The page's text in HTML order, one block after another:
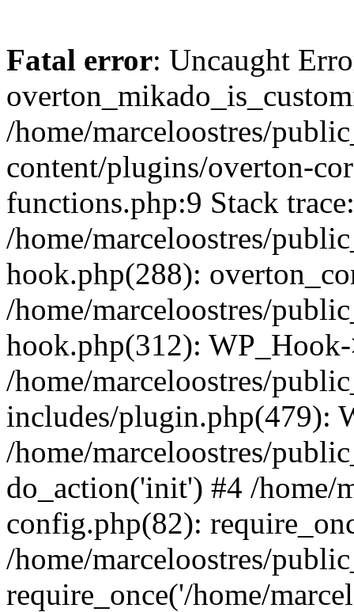
Fatal error: Uncaught
/home/marceloostres/
content/plugins/overton-
functions.php:9 Stack
/home/marceloostres/
hook.php(288):
/home/marceloostres/
hook.php(312):
/home/marceloostres/
includes/plugin.php(479):
/home/marceloostres/
do_action('init') #4 /home/
config.php(82):
/home/marceloostres/
require_once('/home/